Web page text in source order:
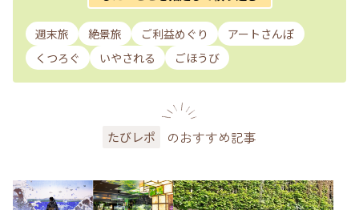
週末旅 絶景旅 ご利益めぐり
アートさんぽ
くつろぐ
いやされる ごほうび
たびレポ のおすすめ記事